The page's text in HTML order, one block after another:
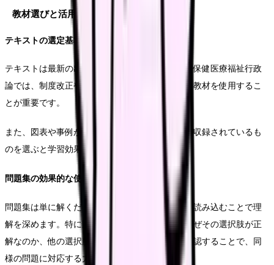
教材選びと活用方法
テキストの選定基準
テキストは最新の出版年のものを選びます。特に保健医療福祉行政
論では、制度改正や新しい政策の動向を反映した教材を使用するこ
とが重要です。
また、図表や事例が豊富で、実践的な演習問題が収録されているも
のを選ぶと学習効果が高まります。
問題集の効果的な使用
問題集は単に解くだけでなく、解説をしっかりと読み込むことで理
解を深めます。特に間違えた問題については、なぜその選択肢が正
解なのか、他の選択肢が不正解なのかを丁寧に確認することで、同
様の問題に対応する力が身についていきます。